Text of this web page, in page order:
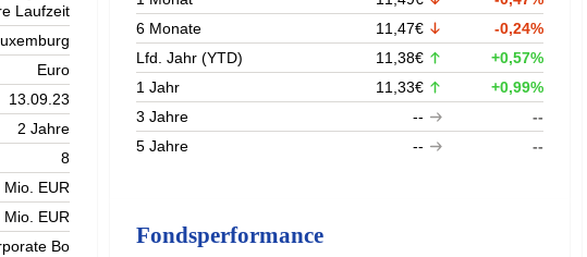
Laufzeit
Euro
13.09.23
2 Jahre
8
Mio. EUR
Mio. EUR
Bo
6 Monate
11,47€
-0,24%
Lfd. Jahr (YTD)
11,38€
+0,57%
1 Jahr
11,33€
+0,99%
3 Jahre
--
--
5 Jahre
-- --
Fondsperformance